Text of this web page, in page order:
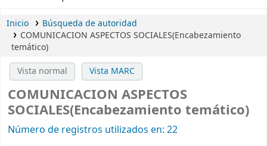
Inicio
Búsqueda de autoridad
COMUNICACION ASPECTOS SOCIALES(Encabezamiento
temático)
Vista normal Vista MARC
COMUNICACION ASPECTOS
SOCIALES(Encabezamiento temático)
Número de registros utilizados en: 22